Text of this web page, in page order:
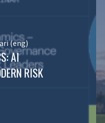
(eng)
AI
RISK